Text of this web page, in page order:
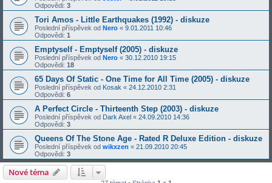
Odpovědi: 3
Tori Amos - Little Earthquakes (1992) - diskuze
Poslední příspěvek od Nero « 9.01.2011 10:46
Odpovědi: 1
Emptyself - Emptyself (2005) - diskuze
Poslední příspěvek od Nero « 30.12.2010 19:15
Odpovědi: 18
65 Days Of Static - One Time for All Time (2005) - diskuze
Poslední příspěvek od Kosak « 24.12.2010 2:31
Odpovědi: 6
A Perfect Circle - Thirteenth Step (2003) - diskuze
Poslední příspěvek od Dark Axel « 24.09.2010 14:36
Odpovědi: 3
Queens Of The Stone Age - Rated R Deluxe Edition - diskuze
Poslední příspěvek od wikxzen « 21.09.2010 20:45
Odpovědi: 3
Nové téma